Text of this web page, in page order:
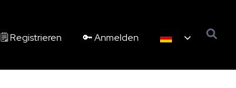
🗒️ Registrieren 🔑 Anmelden